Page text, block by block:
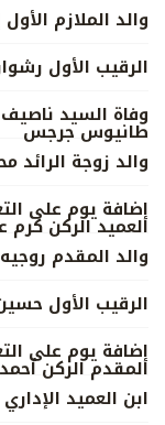
والد الملازم
الرقيب الأول
وفاة السيد
طانيوس جرجس
والد زوجة الرائد
إضافة يوم على
العميد الركن كرم
والد المقدم
الرقيب الأول
إضافة يوم على
المقدم الركن
ابن العميد